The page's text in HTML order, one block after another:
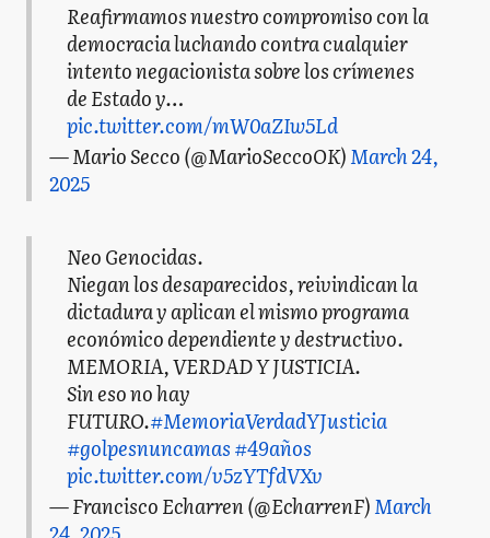
Reafirmamos nuestro compromiso con la
democracia luchando contra cualquier
intento negacionista sobre los crímenes
de Estado y…
pic.twitter.com/mW0aZIw5Ld
— Mario Secco (@MarioSeccoOK)March 24,
2025
Neo Genocidas.
Niegan los desaparecidos, reivindican la
dictadura y aplican el mismo programa
económico dependiente y destructivo.
MEMORIA, VERDAD Y JUSTICIA.
Sin eso no hay
FUTURO.#MemoriaVerdadYJusticia
#golpesnuncamas#49años
pic.twitter.com/v5zYTfdVXv
— Francisco Echarren (@EcharrenF)March